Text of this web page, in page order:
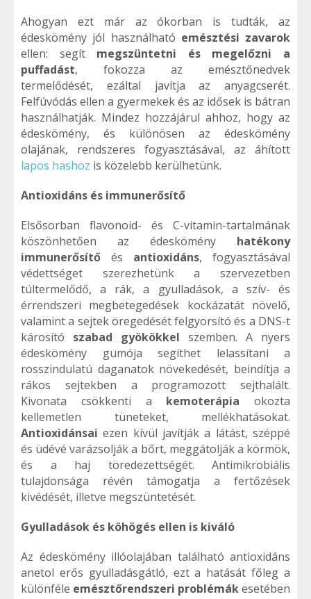
Ahogyan ezt már az ókorban is tudták, az
édeskömény jól használható emésztési zavarok
ellen: segít megszüntetni és megelőzni a
puffadást, fokozza az emésztőnedvek
termelődését, ezáltal javítja az anyagcserét.
Felfúvódás ellen a gyermekek és az idősek is bátran
használhatják. Mindez hozzájárul ahhoz, hogy az
édeskömény, és különösen az édeskömény
olajának, rendszeres fogyasztásával, az áhított
lapos hashoz is közelebb kerülhetünk.
Antioxidáns és immunerősítő
Elsősorban flavonoid- és C-vitamin-tartalmának
köszönhetően az édeskömény hatékony
immunerősítő és antioxidáns, fogyasztásával
védettséget szerezhetünk a szervezetben
túltermelődő, a rák, a gyulladások, a szív- és
érrendszeri megbetegedések kockázatát növelő,
valamint a sejtek öregedését felgyorsító és a DNS-t
károsító szabad gyökökkel szemben. A nyers
édeskömény gumója segíthet lelassítani a
rosszindulatú daganatok növekedését, beindítja a
rákos sejtekben a programozott sejthalált.
Kivonata csökkenti a kemoterápia okozta
kellemetlen tüneteket, mellékhatásokat.
Antioxidánsai ezen kívül javítják a látást, széppé
és üdévé varázsolják a bőrt, meggátolják a körmök,
és a haj töredezettségét. Antimikrobiális
tulajdonsága révén támogatja a fertőzések
kivédését, illetve megszüntetését.
Gyulladások és köhögés ellen is kiváló
Az édeskömény illóolajában található antioxidáns
anetol erős gyulladásgátló, ezt a hatását főleg a
különféle emésztőrendszeri problémákesetében